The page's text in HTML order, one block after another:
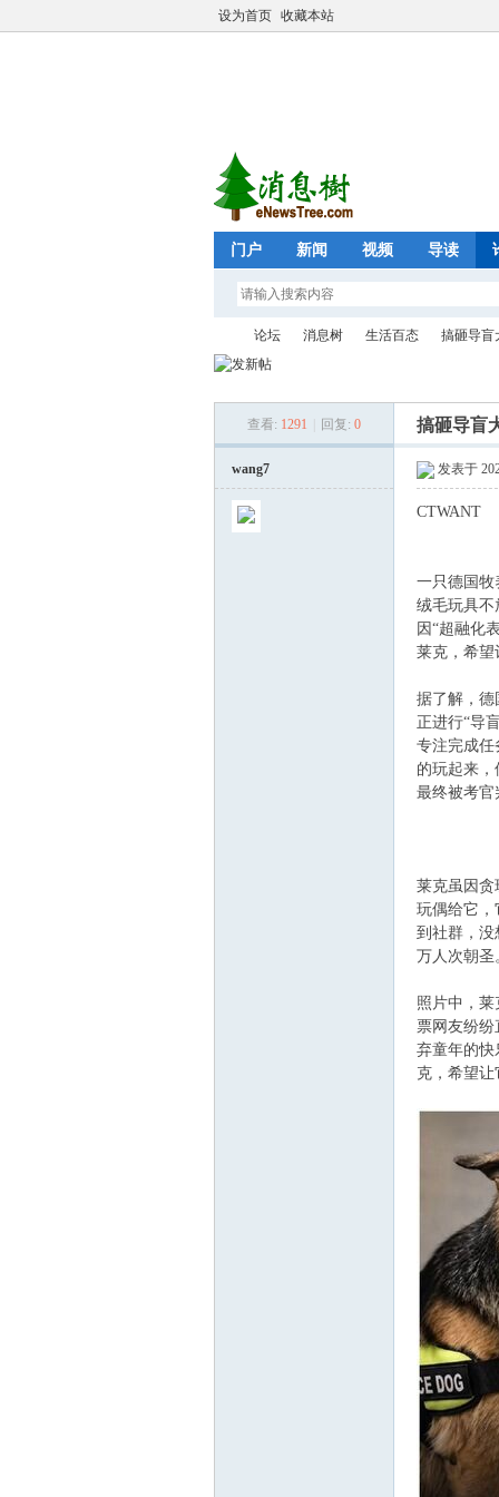
设为首页 收藏本站
门户 新闻 视频 导读
论坛
›
消息树
›
生活百态
›
搞砸导盲
查看: 1291 回复: 0 搞砸导盲
wang7 发表于
CTWANT
一只德国牧
绒毛玩具不
因“超融化
莱克，希望
据了解，德
正进行“导
专注完成任
的玩起来
最终被考官
莱克虽因贪
玩偶给它，
到社群，没
万人次朝圣
照片中，
票网友纷纷
弃童年的快
克，希望